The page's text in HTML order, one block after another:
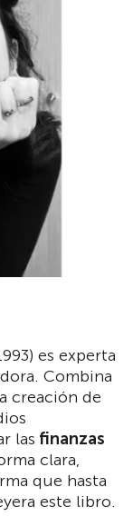
es experta
Combina
creación de
las finanzas
clara,
que hasta
este libro.